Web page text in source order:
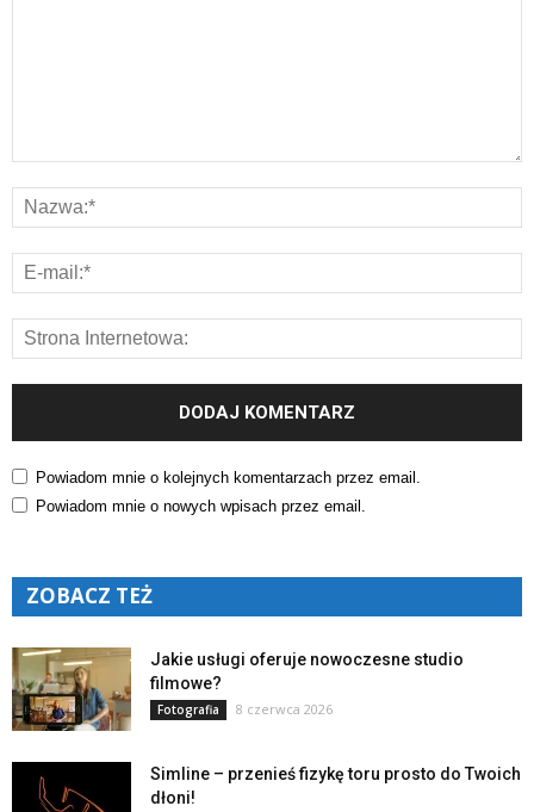
Powiadom mnie o kolejnych komentarzach przez email.
Powiadom mnie o nowych wpisach przez email.
ZOBACZ TEŻ
Jakie usługi oferuje nowoczesne studio
filmowe?
Fotografia 8 czerwca 2026
Simline – przenieś fizykę toru prosto do Twoich
dłoni!